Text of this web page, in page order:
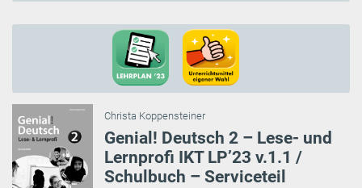
Christa Koppensteiner
Genial! Deutsch 2 – Lese- und
Lernprofi IKT LP’23 v.1.1 /
Schulbuch – Serviceteil